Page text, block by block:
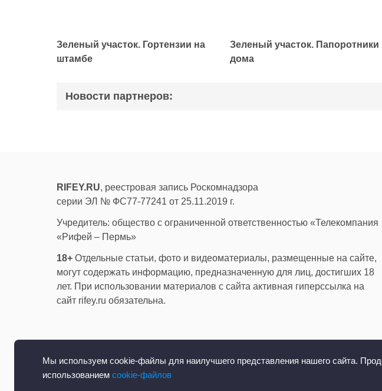
Мы используем cookie-файлы для наилучшего представления нашего сайта.
использованием cookie-файлов
Зеленый участок. Гортензии на
штамбе
Зеленый участок. Папоротники
дома
Новости партнеров:
RIFEY.RU, реестровая запись Роскомнадзора
серии ЭЛ № ФС77-77241 от 25.11.2019 г.
Учредитель: общество с ограниченной ответственностью «Телекомпания
«Рифей – Пермь»
18+ Отдельные статьи, фото и видеоматериалы, размещенные на сайте,
могут содержать информацию, предназначенную для лиц, достигших 18
лет. При использовании материалов с сайта активная гиперссылка на
сайт rifey.ru обязательна.